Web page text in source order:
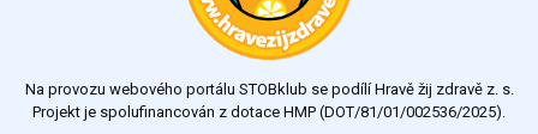
Výsledky Všechny ankety
Na provozu webového portálu STOBklub se podílí Hravě žij zdravě z. s.
Projekt je spolufinancován z dotace HMP (DOT/81/01/002536/2025).